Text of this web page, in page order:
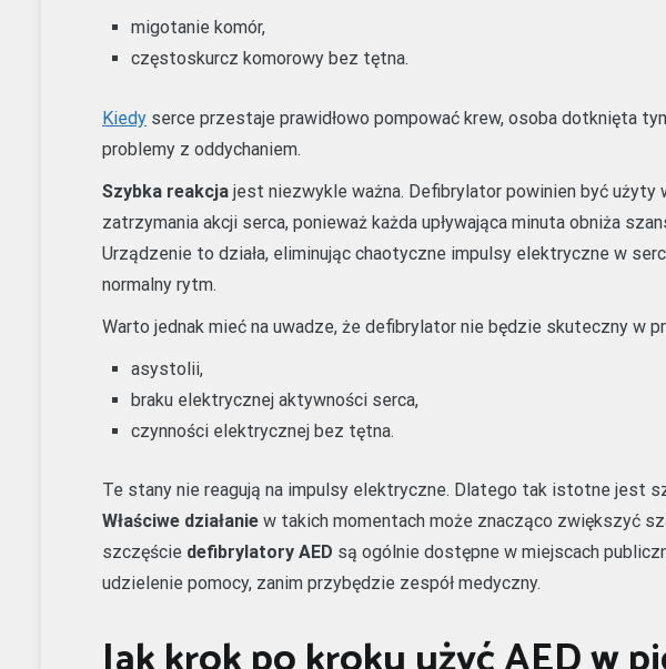
migotanie komór,
częstoskurcz komorowy bez tętna.
Kiedy serce przestaje prawidłowo pompować krew, osoba dotknięta
problemy z oddychaniem.
Szybka reakcja jest niezwykle ważna. Defibrylator powinien być użyty
zatrzymania akcji serca, ponieważ każda upływająca minuta obniża
Urządzenie to działa, eliminując chaotyczne impulsy elektryczne w
normalny rytm.
Warto jednak mieć na uwadze, że defibrylator nie będzie skuteczny w
asystolii,
braku elektrycznej aktywności serca,
czynności elektrycznej bez tętna.
Te stany nie reagują na impulsy elektryczne. Dlatego tak istotne jest
Właściwe działanie w takich momentach może znacząco zwiększyć
szczęście defibrylatory AED są ogólnie dostępne w miejscach
udzielenie pomocy, zanim przybędzie zespół medyczny.